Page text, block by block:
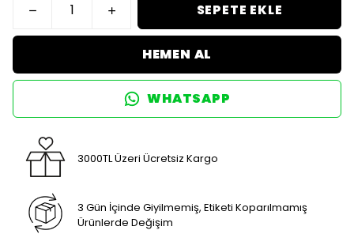
SEPETE EKLE
HEMEN AL
WHATSAPP
3000TL Üzeri Ücretsiz Kargo
3 Gün İçinde Giyilmemiş, Etiketi Koparılmamış
Ürünlerde Değişim